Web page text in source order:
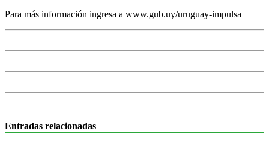
Para más información ingresa a www.gub.uy/uruguay-impulsa
Entradas relacionadas